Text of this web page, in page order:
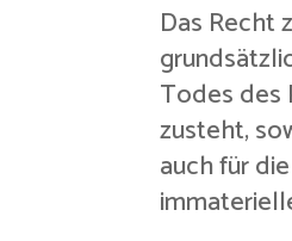
Das Recht
Todes des
zusteht,
auch für